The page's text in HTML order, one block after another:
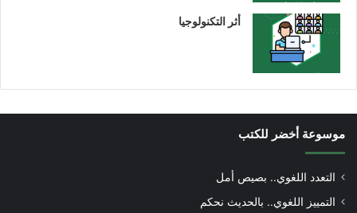
أثر التكنولوجيا
موسوعة أخضر للكتب
التعدد اللغوي.. بصيص أمل
التمييز اللغوي.. بالحديث نحكم